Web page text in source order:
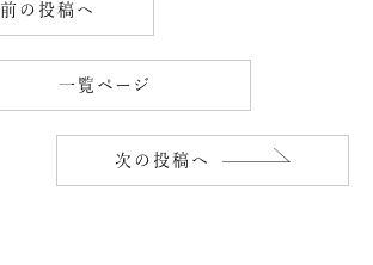
前の投稿へ
一覧ページ
次の投稿へ